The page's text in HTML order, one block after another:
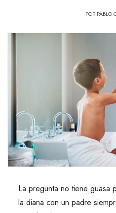
POR PABLO
La pregunta no tiene guasa
la diana con un padre